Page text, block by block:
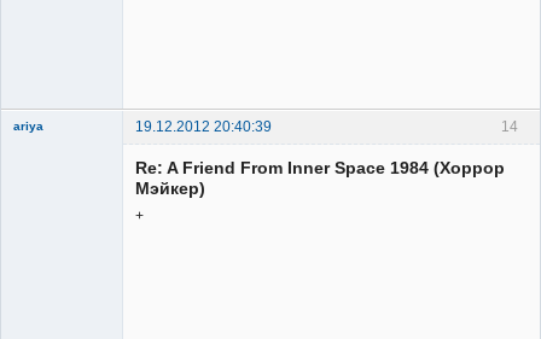
14
ariya 19.12.2012 20:40:39
Re: A Friend From Inner Space 1984 (Хоррор
Мэйкер)
+